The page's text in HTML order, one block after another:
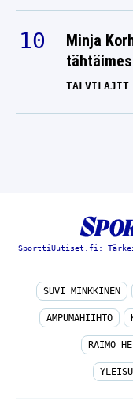
Minja
TALVILAJIT
SporttiUutiset.fi:
SUVI MINKKINEN
AMPUMAHIIHTO
RAIMO